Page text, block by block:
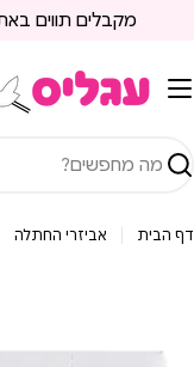
מקבלים תווים
חיפוש
דף הבית אביזרי החתלה